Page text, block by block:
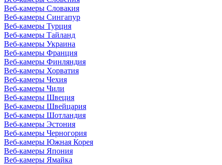
Веб-камеры Словакия
Веб-камеры Сингапур
Веб-камеры Турция
Веб-камеры Тайланд
Веб-камеры Украина
Веб-камеры Франция
Веб-камеры Финляндия
Веб-камеры Хорватия
Веб-камеры Чехия
Веб-камеры Чили
Веб-камеры Швеция
Веб-камеры Швейцария
Веб-камеры Шотландия
Веб-камеры Эстония
Веб-камеры Черногория
Веб-камеры Южная Корея
Веб-камеры Япония
Веб-камеры Ямайка